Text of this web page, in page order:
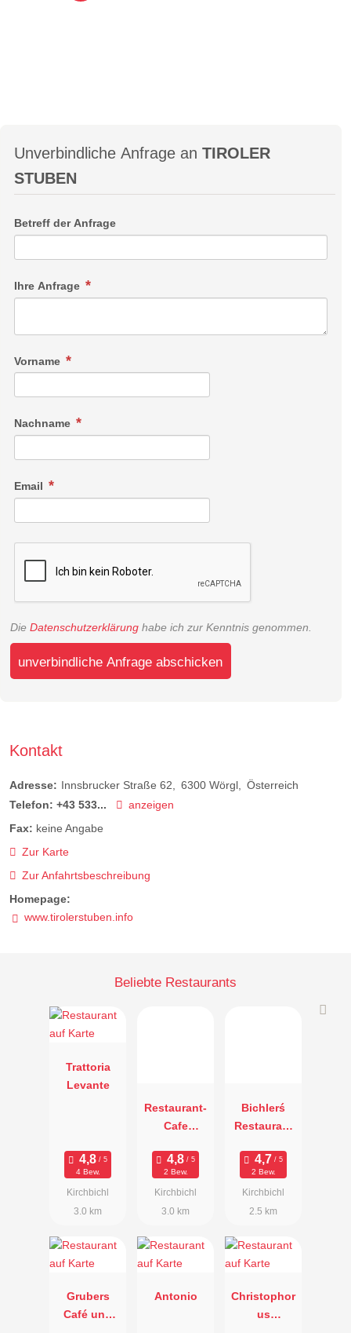
Unverbindliche Anfrage an TIROLER
STUBEN
Betreff der Anfrage
Ihre Anfrage
Vorname
Nachname
Email
Die Datenschutzerklärung habe ich zur Kenntnis genommen.
unverbindliche Anfrage abschicken
Kontakt
Adresse: Innsbrucker Straße 62 6300 Wörgl
Österreich
Telefon: +43 533...
anzeigen
Fax: keine Angabe
Zur Karte
Zur Anfahrtsbeschreibung
Homepage:
www.tirolerstuben.info
Beliebte Restaurants
Trattoria
Levante
4 Bew.
Kirchbichl
3.0 km
Restaurant-
Cafe
2 Bew.
Kirchbichl
3.0 km
Bichlerś
Restaurant
2 Bew.
Kirchbichl
2.5 km
Grubers
Café und
Antonio
Christophor
us